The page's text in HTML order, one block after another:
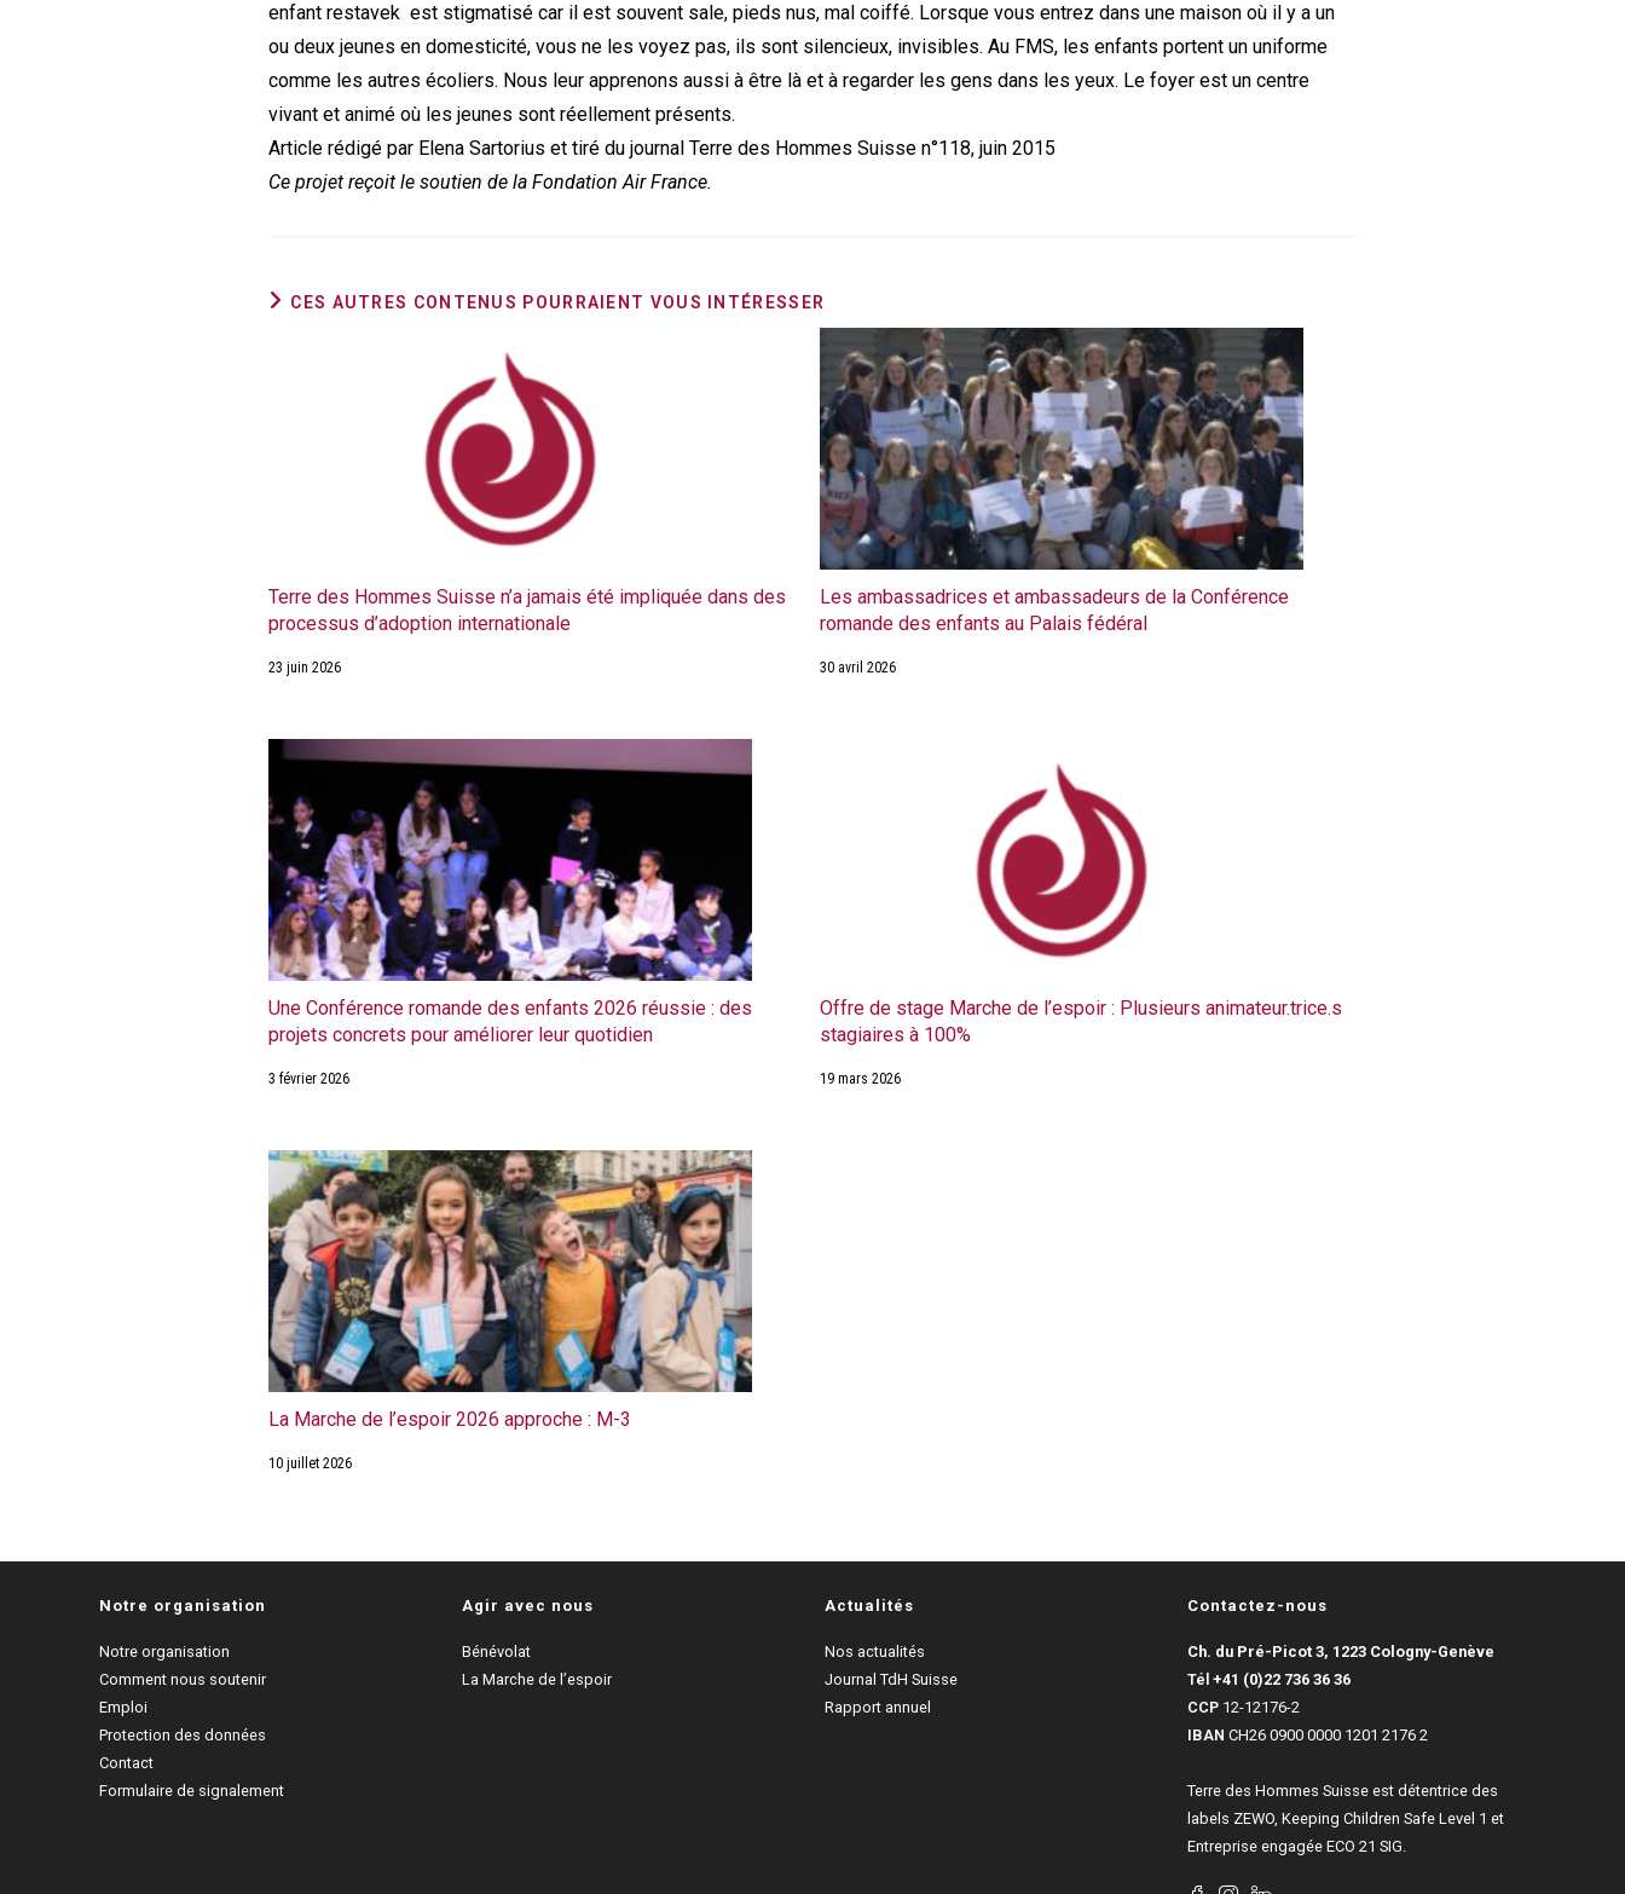
enfant restavek est stigmatisé car il est souvent sale, pieds nus, mal coiffé. Lorsque vous entrez dans une maison où il y a un
ou deux jeunes en domesticité, vous ne les voyez pas, ils sont silencieux, invisibles. Au FMS, les enfants portent un uniforme
comme les autres écoliers. Nous leur apprenons aussi à être là et à regarder les gens dans les yeux. Le foyer est un centre
vivant et animé où les jeunes sont réellement présents.
Article rédigé par Elena Sartorius et tiré du journal Terre des Hommes Suisse n°118, juin 2015
Ce projet reçoit le soutien de la Fondation Air France.
CES AUTRES CONTENUS POURRAIENT VOUS INTÉRESSER
Terre des Hommes Suisse n’a jamais été impliquée dans des
processus d’adoption internationale
23 juin 2026
Les ambassadrices et ambassadeurs de la Conférence
romande des enfants au Palais fédéral
30 avril 2026
Une Conférence romande des enfants 2026 réussie : des
projets concrets pour améliorer leur quotidien
3 février 2026
Offre de stage Marche de l’espoir : Plusieurs animateur.trice.s
stagiaires à 100%
19 mars 2026
La Marche de l’espoir 2026 approche : M-3
10 juillet 2026
Notre organisation
Notre organisation
Comment nous soutenir
Emploi
Protection des données
Contact
Formulaire de signalement
Agir avec nous
Bénévolat
La Marche de l’espoir
Actualités
Nos actualités
Journal TdH Suisse
Rapport annuel
Contactez-nous
Ch. du Pré-Picot 3, 1223 Cologny-Genève
Tél +41 (0)22 736 36 36
CCP 12-12176-2
IBAN CH26 0900 0000 1201 2176 2
Terre des Hommes Suisse est détentrice des
labels ZEWO, Keeping Children Safe Level 1 et
Entreprise engagée ECO 21 SIG.